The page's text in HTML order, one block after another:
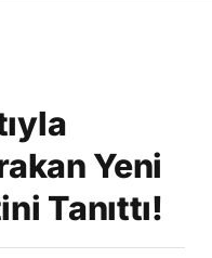
Yeni
Tanıttı!